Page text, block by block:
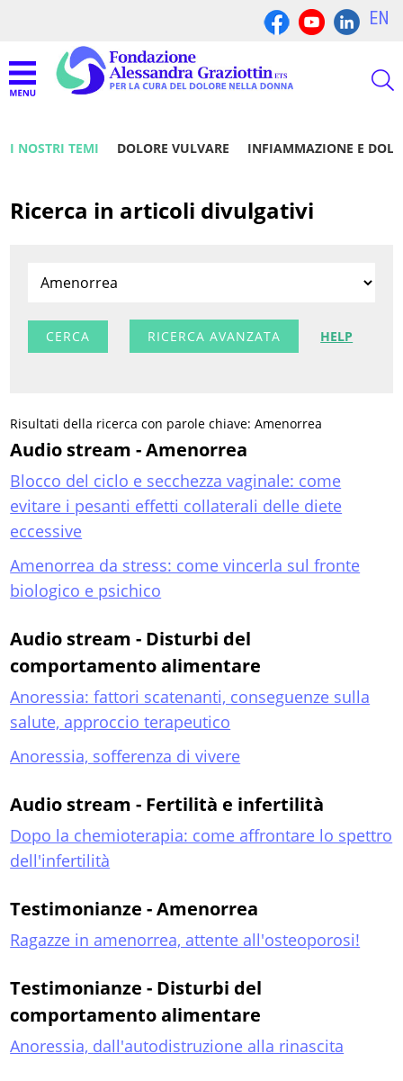
EN
I NOSTRI TEMI DOLORE VULVARE INFIAMMAZIONE E
Ricerca in articoli divulgativi
RICERCA AVANZATA HELP
Risultati della ricerca con parole chiave: Amenorrea
Audio stream - Amenorrea
Blocco del ciclo e secchezza vaginale: come
evitare i pesanti effetti collaterali delle diete
eccessive
Amenorrea da stress: come vincerla sul fronte
biologico e psichico
Audio stream - Disturbi del
comportamento alimentare
Anoressia: fattori scatenanti, conseguenze sulla
salute, approccio terapeutico
Anoressia, sofferenza di vivere
Audio stream - Fertilità e infertilità
Dopo la chemioterapia: come affrontare lo spettro
dell'infertilità
Testimonianze - Amenorrea
Ragazze in amenorrea, attente all'osteoporosi!
Testimonianze - Disturbi del
comportamento alimentare
Anoressia, dall'autodistruzione alla rinascita